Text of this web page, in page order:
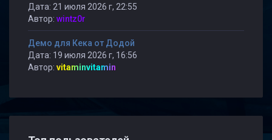
Дата: 21 июля 2026 г, 22:55
Автор: wintz0r
Демо для Кека от Додой
Дата: 19 июля 2026 г, 16:56
Автор: vitaminvitamin